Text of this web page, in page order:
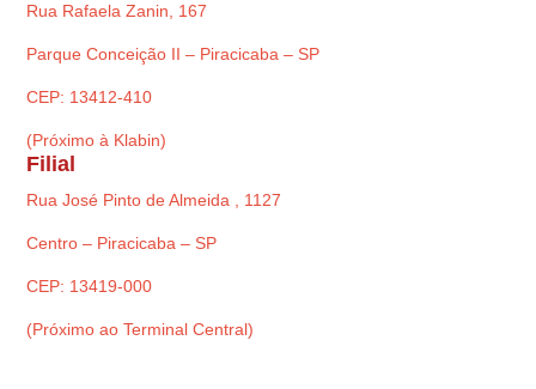
Rua Rafaela Zanin, 167
Parque Conceição II – Piracicaba – SP
CEP: 13412-410
(Próximo à Klabin)
Filial
Rua José Pinto de Almeida , 1127
Centro – Piracicaba – SP
CEP: 13419-000
(Próximo ao Terminal Central)